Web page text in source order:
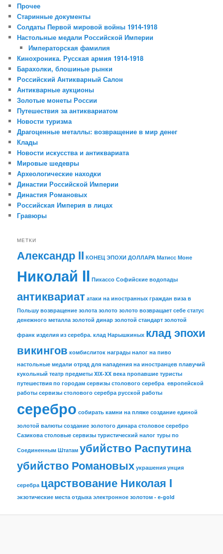
Прочее
Старинные документы
Солдаты Первой мировой войны 1914-1918
Настольные медали Российской Империи
Императорская фамилия
Кинохроника. Русская армия 1914-1918
Барахолки, блошиные рынки
Российский Антикварный Салон
Антикварные аукционы
Золотые монеты России
Путешествия за антиквариатом
Новости туризма
Драгоценные металлы: возвращение в мир денег
Клады
Новости искусства и антиквариата
Мировые шедевры
Археологические находки
Династии Российской Империи
Династия Романовых
Российская Империя в лицах
Гравюры
МЕТКИ
Александр II КОНЕЦ ЭПОХИ ДОЛЛАРА Матисс Моне
Николай II Пикассо Софийские водопады
антиквариат атаки на иностранных граждан виза в
Польшу возвращение золота золото золото возвращает себе статус
денежного металла золотой динар золотой стандарт золотой
франк изделия из серебра. клад Нарышкиных клад эпохи
викингов комбислиток награды налог на пиво
настольные медали отряд для нападения на иностранцев плавучий
кукольный театр предметы XIX-XX века пропавшие туристы
путешествия по городам сервизы столового серебра европейской
работы сервизы столового серебра русской работы
серебро собирать камни на пляже создание единой
золотой валюты создание золотого динара столовое серебро
Сазикова столовые сервизы туристический налог туры по
Соединенным Штатам убийство Распутина
убийство Романовых украшения унция
серебра царствование Николая I
экзотические места отдыха электронное золотом - e-gold